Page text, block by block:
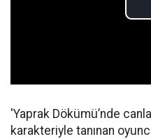
'Yaprak Dökümü’nde
karakteriyle tanınan